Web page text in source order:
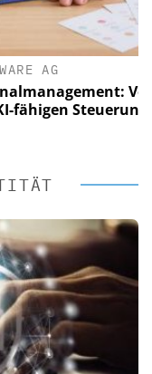
AG
Von
Steuerung